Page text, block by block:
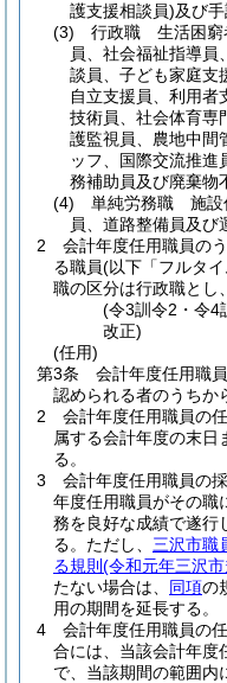
護支援相談員)及び
(3)
行政職 生活困窮
員、社会福祉指導員
談員、子ども家庭支
自立支援員、利用者
技術員、社会体育専
護監視員、農地中間
ッフ、国際交流推進
務補助員及び廃棄物
(4)
単純労務職 施設
員、道路整備員及び
2
会計年度任用職員の
る職員(以下「フルタ
職の区分は行政職とし
(令3訓令2・令4
改正)
(任用)
第3条
会計年度任用職
認められる者のうちか
2
会計年度任用職員の
属する会計年度の末日
る。
3
会計年度任用職員の
年度任用職員がその職
務を良好な成績で遂行
る。 ただし、 三沢市職
る規則 (令和元年三沢
たない場合は、 同項の
用の期間を延長する。
4
会計年度任用職員の
合には、当該会計年度
で、当該期間の範囲内